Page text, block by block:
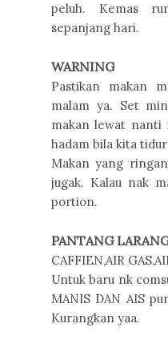
peluh. Kemas
sepanjang hari.
WARNING
Pastikan makan
malam ya. Set
makan lewat nanti
hadam bila kita
Makan yang
jugak. Kalau nak
portion.
PANTANG
CAFFIEN,AIR
Untuk baru nk
MANIS DAN AIS
Kurangkan yaa.